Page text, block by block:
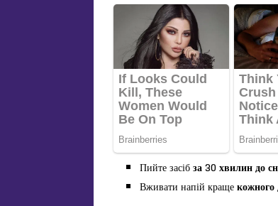
Пийте засібза 30 хвилин до
Вживати напій кращекожного